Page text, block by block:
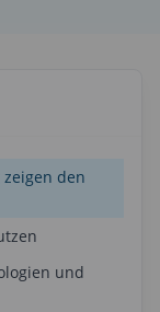
den
und